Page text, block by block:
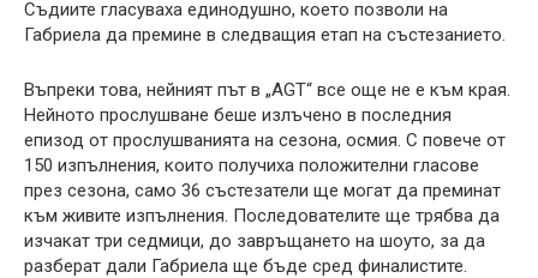
Съдиите гласуваха единодушно, което позволи на
Габриела да премине в следващия етап на състезанието.
Въпреки това, нейният път в „AGT“ все още не е към края.
Нейното прослушване беше излъчено в последния
епизод от прослушванията на сезона, осмия. С повече от
150 изпълнения, които получиха положителни гласове
през сезона, само 36 състезатели ще могат да преминат
към живите изпълнения. Последователите ще трябва да
изчакат три седмици, до завръщането на шоуто, за да
разберат дали Габриела ще бъде сред финалистите.